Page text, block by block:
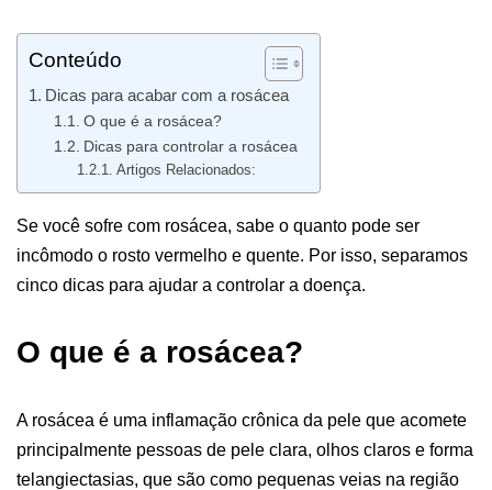
Conteúdo
Dicas para acabar com a rosácea
O que é a rosácea?
Dicas para controlar a rosácea
Artigos Relacionados:
Se você sofre com rosácea, sabe o quanto pode ser
incômodo o rosto vermelho e quente. Por isso, separamos
cinco dicas para ajudar a controlar a doença.
O que é a rosácea?
A rosácea é uma inflamação crônica da pele que acomete
principalmente pessoas de pele clara, olhos claros e forma
telangiectasias, que são como pequenas veias na região